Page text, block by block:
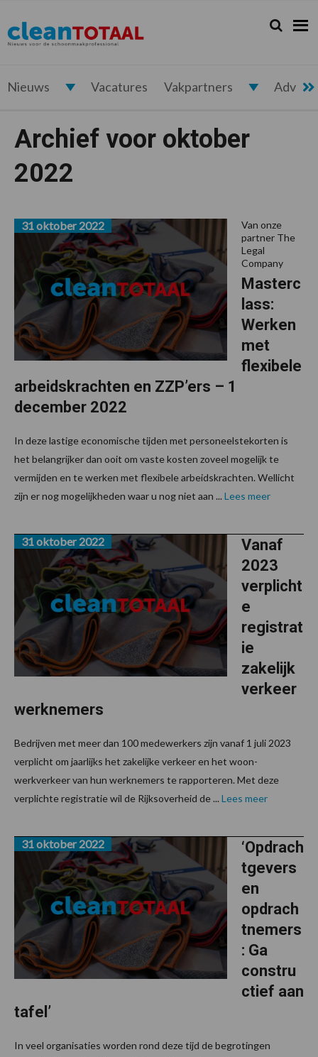
de
hoofdnavigatie
de
hoofd
de
voettekst
Cleantotaal.nl
Het
laatste
voor
schoonmaak
Zoeken...
Zoek
Nieuws Vacatures Vakpartners
Archief voor oktober
2022
Van onze
partner The
Legal
Company
Masterc
lass:
Werken
met
flexibele
arbeidskrachten en ZZP’ers – 1
december 2022
31 oktober 2022
In deze lastige economische tijden met personeelstekorten is
het belangrijker dan ooit om vaste kosten zoveel mogelijk te
vermijden en te werken met flexibele arbeidskrachten. Wellicht
zijn er nog mogelijkheden waar u nog niet aan ...Lees meer
Vanaf
2023
verplicht
e
registrat
ie
zakelijk
verkeer
werknemers
31 oktober 2022
Bedrijven met meer dan 100 medewerkers zijn vanaf 1 juli 2023
verplicht om jaarlijks het zakelijke verkeer en het woon-
werkverkeer van hun werknemers te rapporteren. Met deze
verplichte registratie wil de Rijksoverheid de ...Lees meer
‘Opdrach
tgevers
en
opdrach
tnemers
: Ga
constru
ctief aan
tafel’
31 oktober 2022
In veel organisaties worden rond deze tijd de begrotingen